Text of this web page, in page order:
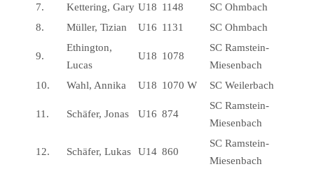
7.
Kettering, Gary U18 1148
SC Ohmbach
8.
Müller, Tizian U16 1131 SC Ohmbach
9.
Ethington,
Lucas
U18 1078
SC Ramstein-
Miesenbach
10.
Wahl, Annika U18 1070 W SC Weilerbach
11. Schäfer, Jonas U16 874
SC Ramstein-
Miesenbach
12. Schäfer, Lukas U14 860
SC Ramstein-
Miesenbach